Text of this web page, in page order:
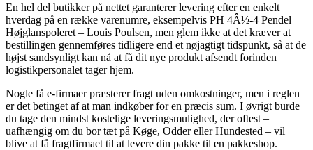
En hel del butikker på nettet garanterer levering efter en enkelt
hverdag på en række varenumre, eksempelvis PH 4Â½-4 Pendel
Højglanspoleret – Louis Poulsen, men glem ikke at det kræver at
bestillingen gennemføres tidligere end et nøjagtigt tidspunkt, så at de
højst sandsynligt kan nå at få dit nye produkt afsendt forinden
logistikpersonalet tager hjem.
Nogle få e-firmaer præsterer fragt uden omkostninger, men i reglen
er det betinget af at man indkøber for en præcis sum. I øvrigt burde
du tage den mindst kostelige leveringsmulighed, der oftest –
uafhængig om du bor tæt på Køge, Odder eller Hundested – vil
blive at få fragtfirmaet til at levere din pakke til en pakkeshop.